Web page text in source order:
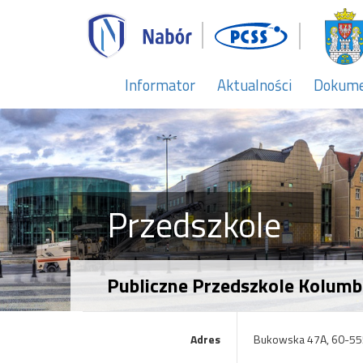
Informator Aktualności
Przedszkole
Publiczne Przedszkole
Adres Bukowska 47A, 60-